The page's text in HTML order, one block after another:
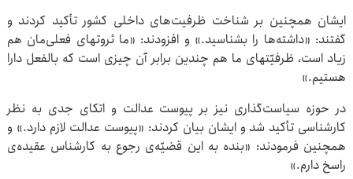
ایشان همچنین بر شناخت ظرفیت‌های داخلی کشور تأکید کردند و
گفتند: «داشته‌ها را بشناسید.» و افزودند: «ما ثروتهای فعلی‌مان هم
زیاد است، ظرفیّتهای ما هم چندین برابر آن چیزی است که بالفعل دارا
هستیم.»
در حوزه سیاست‌گذاری نیز بر پیوست عدالت و اتکای جدی به نظر
کارشناسی تأکید شد و ایشان بیان کردند: «پیوست عدالت لازم دارد.» و
همچنین فرمودند: «بنده به این قضیّه‌ی رجوع به کارشناس عقیده‌ی
راسخ دارم.»